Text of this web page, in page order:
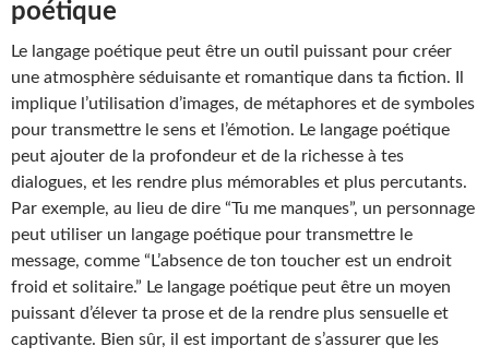
poétique
Le langage poétique peut être un outil puissant pour créer
une atmosphère séduisante et romantique dans ta fiction. Il
implique l’utilisation d’images, de métaphores et de symboles
pour transmettre le sens et l’émotion. Le langage poétique
peut ajouter de la profondeur et de la richesse à tes
dialogues, et les rendre plus mémorables et plus percutants.
Par exemple, au lieu de dire “Tu me manques”, un personnage
peut utiliser un langage poétique pour transmettre le
message, comme “L’absence de ton toucher est un endroit
froid et solitaire.” Le langage poétique peut être un moyen
puissant d’élever ta prose et de la rendre plus sensuelle et
captivante. Bien sûr, il est important de s’assurer que les